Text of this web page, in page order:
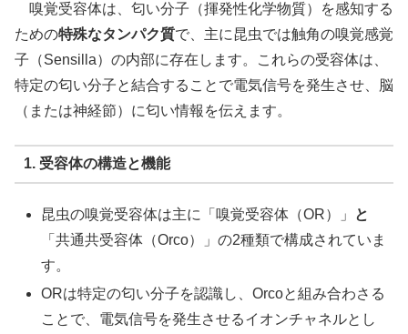
嗅覚受容体は、匂い分子（揮発性化学物質）を感知する
ための特殊なタンパク質で、主に昆虫では触角の嗅覚感覚
子（Sensilla）の内部に存在します。これらの受容体は、
特定の匂い分子と結合することで電気信号を発生させ、脳
（または神経節）に匂い情報を伝えます。
1. 受容体の構造と機能
昆虫の嗅覚受容体は主に「嗅覚受容体（OR）」
と
「共通共受容体（Orco）」の2種類で構成されていま
す。
ORは特定の匂い分子を認識し、Orcoと組み合わさる
ことで、電気信号を発生させるイオンチャネルとし